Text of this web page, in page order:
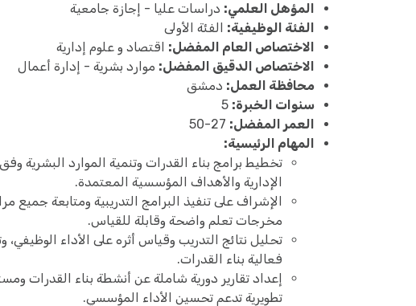
المؤهل العلمي: دراسات عليا - إجازة جامعية
الفئة الوظيفية: الفئة الأولى
الاختصاص العام المفضل: اقتصاد و علوم إدارية
الاختصاص الدقيق المفضل: موارد بشرية - إدارة أعمال
محافظة العمل: دمشق
سنوات الخبرة:
العمر المفضل:
المهام الرئيسية:
تخطيط برامج بناء القدرات وتنمية الموارد البشرية
الإدارية والأهداف المؤسسية المعتمدة.
الإشراف على تنفيذ البرامج التدريبية ومتابعة
مخرجات تعلم واضحة وقابلة للقياس.
تحليل نتائج التدريب وقياس أثره على الأداء
فعالية بناء القدرات.
إعداد تقارير دورية شاملة عن أنشطة بناء القدرات
تطويرية تدعم تحسين الأداء المؤسسي.